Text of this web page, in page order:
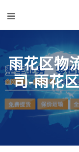
雨花区物
司-雨花